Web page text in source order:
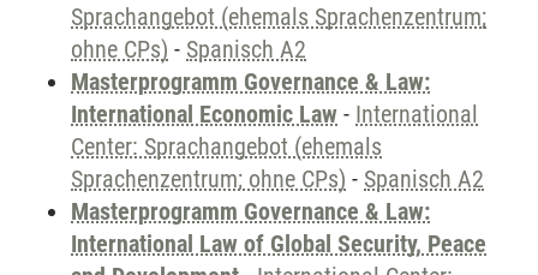
Sprachangebot (ehemals Sprachenzentrum;
ohne CPs) - Spanisch A2
Masterprogramm Governance & Law:
International Economic Law - International
Center: Sprachangebot (ehemals
Sprachenzentrum; ohne CPs) - Spanisch A2
Masterprogramm Governance & Law:
International Law of Global Security, Peace